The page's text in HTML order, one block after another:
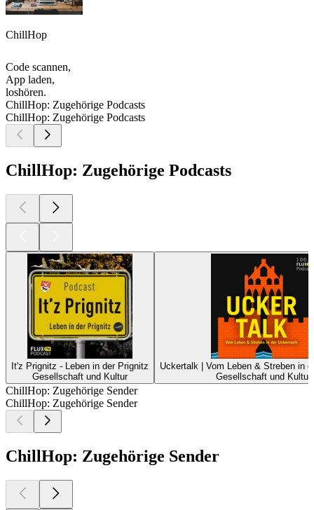
ChillHop
Code scannen,
App laden,
loshören.
ChillHop: Zugehörige Podcasts
ChillHop: Zugehörige Podcasts
ChillHop: Zugehörige Podcasts
It'z Prignitz - Leben in der Prignitz
Gesellschaft und Kultur
Uckertalk | Vom Leben & Streben in
Gesellschaft und Kultur
ChillHop: Zugehörige Sender
ChillHop: Zugehörige Sender
ChillHop: Zugehörige Sender